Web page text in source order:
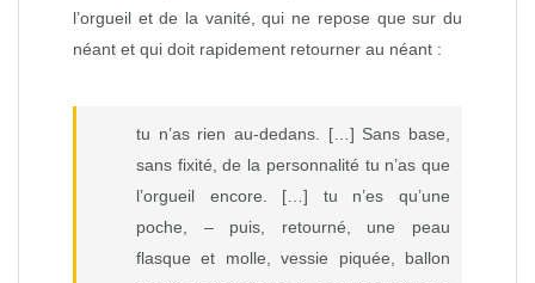
l’orgueil et de la vanité, qui ne repose que sur du
néant et qui doit rapidement retourner au néant :
tu n’as rien au‑dedans. […] Sans base,
sans fixité, de la personnalité tu n’as que
l’orgueil encore. […] tu n’es qu’une
poche, – puis, retourné, une peau
flasque et molle, vessie piquée, ballon